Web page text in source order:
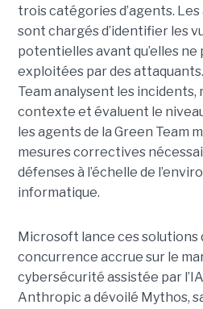
trois catégories d’agents. Les
sont chargés d’identifier les
potentielles avant qu’elles
exploitées par des
Team analysent les
contexte et évaluent le
les agents de la Green
mesures correctives
défenses à l’échelle de
informatique.
Microsoft lance ces solutions
concurrence accrue sur le
cybersécurité assistée par
Anthropic a dévoilé Mythos,